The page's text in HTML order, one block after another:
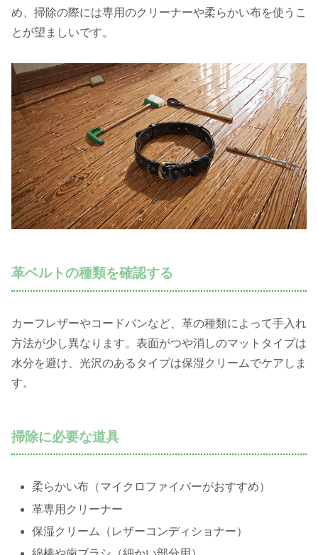
め、掃除の際には専用のクリーナーや柔らかい布を使うこ
とが望ましいです。
革ベルトの種類を確認する
カーフレザーやコードバンなど、革の種類によって手入れ
方法が少し異なります。表面がつや消しのマットタイプは
水分を避け、光沢のあるタイプは保湿クリームでケアしま
す。
掃除に必要な道具
柔らかい布（マイクロファイバーがおすすめ）
革専用クリーナー
保湿クリーム（レザーコンディショナー）